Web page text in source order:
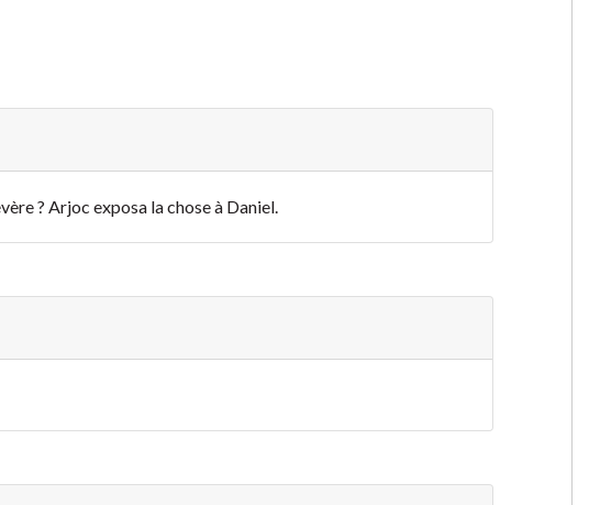
? Arjoc exposa la chose à Daniel.